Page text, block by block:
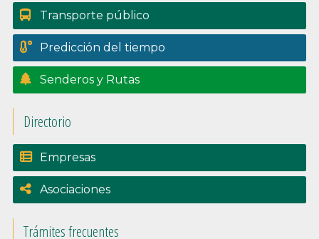
Transporte público
Predicción del tiempo
Senderos y Rutas
Directorio
Empresas
Asociaciones
Trámites frecuentes